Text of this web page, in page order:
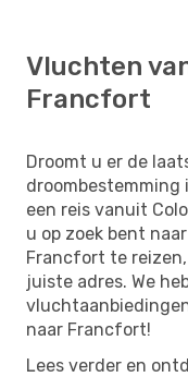
Vluchten
Francfort
Droomt u er de
droombestemming
een reis vanuit
u op zoek bent
Francfort te
juiste adres. We
naar Francfort!
Lees verder en